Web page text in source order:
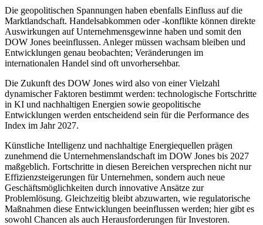
Die geopolitischen Spannungen haben ebenfalls Einfluss auf die
Marktlandschaft. Handelsabkommen oder -konflikte können direkte
Auswirkungen auf Unternehmensgewinne haben und somit den
DOW Jones beeinflussen. Anleger müssen wachsam bleiben und
Entwicklungen genau beobachten; Veränderungen im
internationalen Handel sind oft unvorhersehbar.
Die Zukunft des DOW Jones wird also von einer Vielzahl
dynamischer Faktoren bestimmt werden: technologische Fortschritte
in KI und nachhaltigen Energien sowie geopolitische
Entwicklungen werden entscheidend sein für die Performance des
Index im Jahr 2027.
Künstliche Intelligenz und nachhaltige Energiequellen prägen
zunehmend die Unternehmenslandschaft im DOW Jones bis 2027
maßgeblich. Fortschritte in diesen Bereichen versprechen nicht nur
Effizienzsteigerungen für Unternehmen, sondern auch neue
Geschäftsmöglichkeiten durch innovative Ansätze zur
Problemlösung. Gleichzeitig bleibt abzuwarten, wie regulatorische
Maßnahmen diese Entwicklungen beeinflussen werden; hier gibt es
sowohl Chancen als auch Herausforderungen für Investoren.